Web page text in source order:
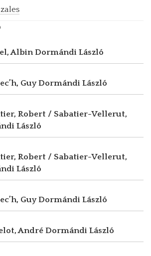
AlbinDormándi László
GuyDormándi László
Robert / Sabatier-Vellerut,
László
Robert / Sabatier-Vellerut,
László
GuyDormándi László
André Dormándi László